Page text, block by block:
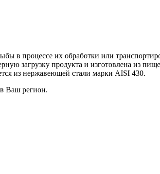
в процессе их обработки или
загрузку продукта и изготовлена из
из нержавеющей стали марки AISI 430.
Ваш регион.